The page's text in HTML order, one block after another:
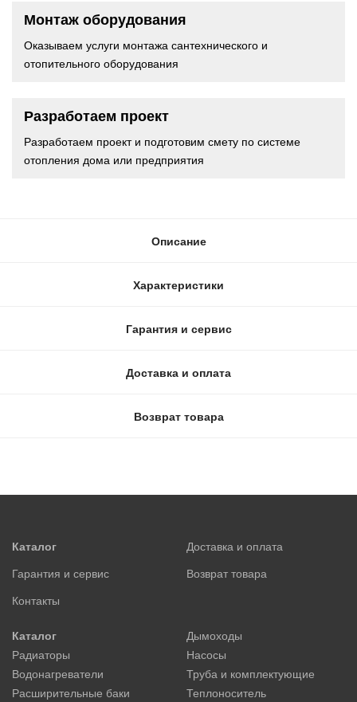
Монтаж оборудования
Оказываем услуги монтажа сантехнического и
отопительного оборудования
Разработаем проект
Разработаем проект и подготовим смету по системе
отопления дома или предприятия
Описание
Характеристики
Гарантия и сервис
Доставка и оплата
Возврат товара
Каталог
Доставка и оплата
Гарантия и сервис
Возврат товара
Контакты
Каталог
Дымоходы
Радиаторы
Насосы
Водонагреватели
Труба и комплектующие
Расширительные баки
Теплоноситель